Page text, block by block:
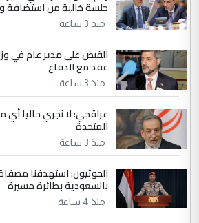
نتشرف بلقاء السيد احمد
الحسنية لزرع ...
الموضوع :
مكتب السيد احمد
لدينا اي حساب على الفيس بوك
جلسة خالية من استضافة
منذ 3 ساعة
القبض على مدير عام في
عقد مع الدفاع
منذ 3 ساعة
عراقجي: لا نجري حاليا أي
المتحدة
منذ 3 ساعة
الحوثيون: استهدفنا
بالسعودية بطائرة مسيرة
منذ 4 ساعة